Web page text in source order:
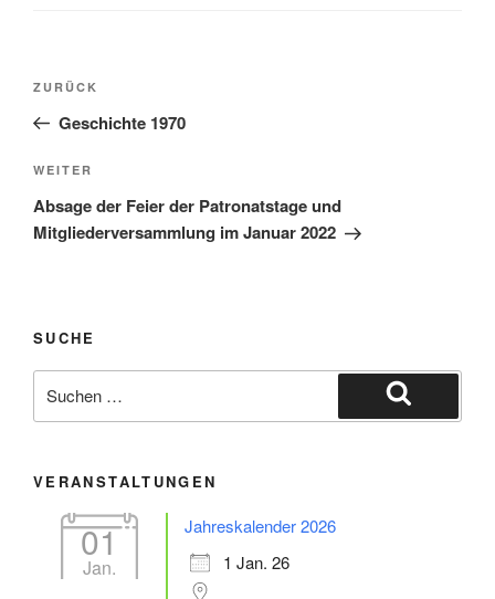
Beitragsnavigation
Vorheriger
Beitrag
ZURÜCK
Geschichte 1970
Nächster
Beitrag
WEITER
Absage der Feier der Patronatstage und
Mitgliederversammlung im Januar 2022
SUCHE
nach:
Suchen
VERANSTALTUNGEN
01
Jan.
Jahreskalender 2026
1 Jan. 26